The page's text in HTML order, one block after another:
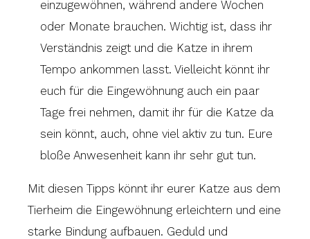
einzugewöhnen, während andere Wochen
oder Monate brauchen. Wichtig ist, dass ihr
Verständnis zeigt und die Katze in ihrem
Tempo ankommen lasst. Vielleicht könnt ihr
euch für die Eingewöhnung auch ein paar
Tage frei nehmen, damit ihr für die Katze da
sein könnt, auch, ohne viel aktiv zu tun. Eure
bloße Anwesenheit kann ihr sehr gut tun.
Mit diesen Tipps könnt ihr eurer Katze aus dem
Tierheim die Eingewöhnung erleichtern und eine
starke Bindung aufbauen. Geduld und